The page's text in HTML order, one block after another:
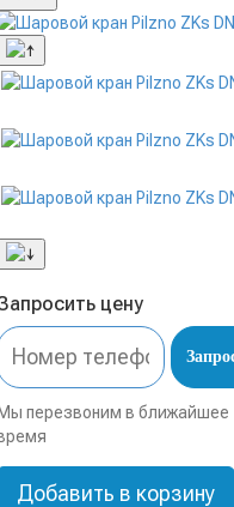
цену
Мы перезвоним в ближайшее
Добавить в корзину